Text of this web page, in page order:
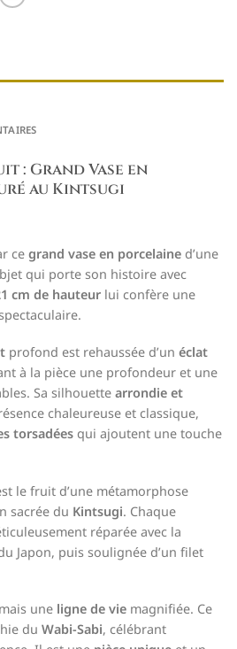
: Grand Vase en
au Kintsugi
ce grand vase en porcelaine d’une
qui porte son histoire avec
cm de hauteur lui confère une
profond est rehaussée d’un éclat
à la pièce une profondeur et une
Sa silhouette arrondie et
chaleureuse et classique,
torsadées qui ajoutent une touche
le fruit d’une métamorphose
sacrée du Kintsugi. Chaque
réparée avec la
Japon, puis soulignée d’un filet
une ligne de vie magnifiée. Ce
du Wabi-Sabi, célébrant